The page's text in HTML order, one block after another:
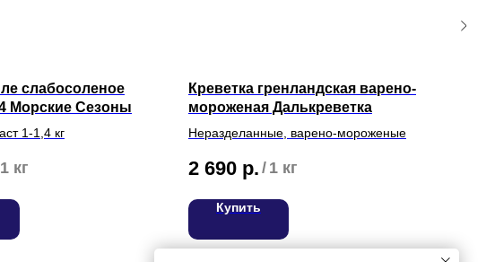
слабосоленое
Морские Сезоны
1-1,4 кг
1 кг
Креветка гренландская варено-
мороженая Далькреветка
Неразделанные, варено-мороженые
2 690 р. / 1 кг
Купить
СВЯЖИТЕСЬ С НАМИ